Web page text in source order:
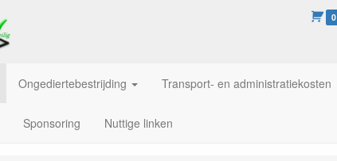
0
Ongediertebestrijding Transport- en administratiekosten
Sponsoring Nuttige linken